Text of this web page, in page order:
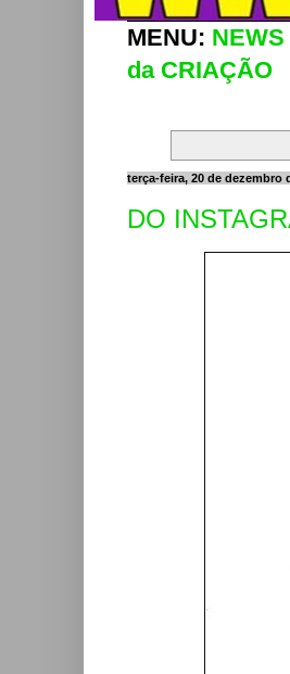
MENU: NEWS
da CRIAÇÃO
terça-feira, 20 de dezembro
DO